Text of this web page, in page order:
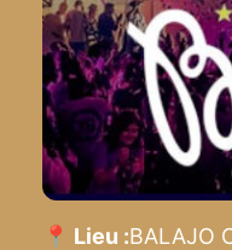
📍 Lieu :BALAJO